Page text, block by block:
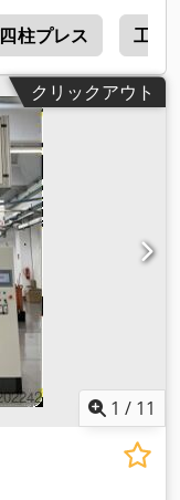
柱プレス 工場
クリックアウト
1 / 11